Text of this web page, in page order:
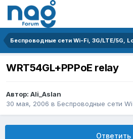
Беспроводные сети Wi-Fi, 3G/LTE/5G,
WRT54GL+PPPoE relay
Автор: Ali_Aslan
30 мая, 2006 в Беспроводные сети
Ответить